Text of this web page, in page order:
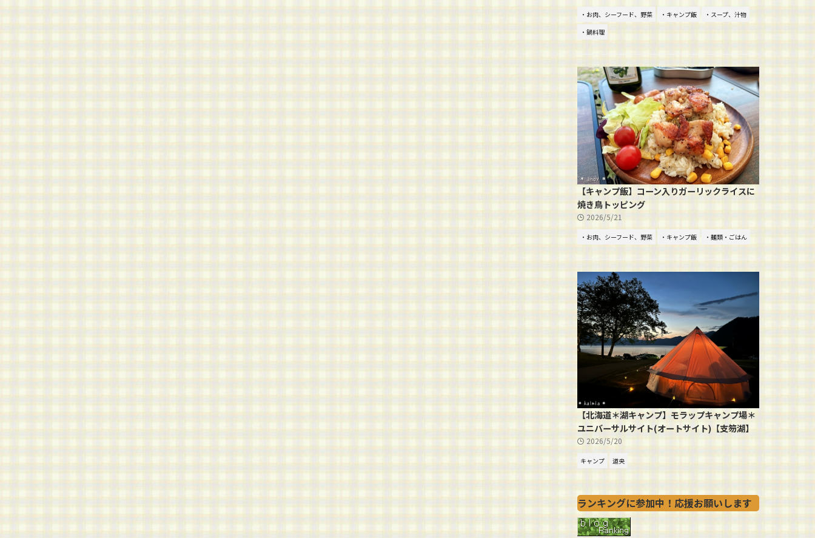
・お肉、シーフード、野菜 ・キャンプ飯
・スープ、汁物
・鍋料理
【キャンプ飯】コーン入りガーリックライスに
焼き鳥トッピング
2026/5/21
・お肉、シーフード、野菜 ・キャンプ飯 ・麺類・ごはん
【北海道＊湖キャンプ】モラップキャンプ場＊
ユニバーサルサイト(オートサイト)【支笏湖】
2026/5/20
キャンプ 道央
ランキングに参加中！応援お願いします